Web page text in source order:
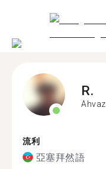
R.
Ahvaz
流利
亞塞拜然語